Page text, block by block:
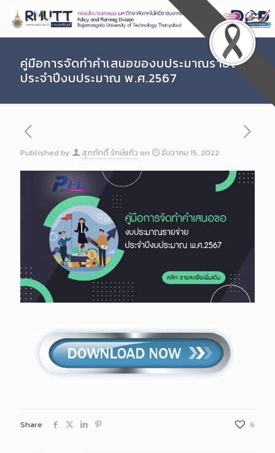
Content
คู่มือการจัดทำคำเสนอของบประมาณรายจ่าย
ประจำปีงบประมาณ พ.ศ.2567
Published by สุภภักดิ์ รักษ์แก้ว on ธันวาคม 15, 2022
Share 6